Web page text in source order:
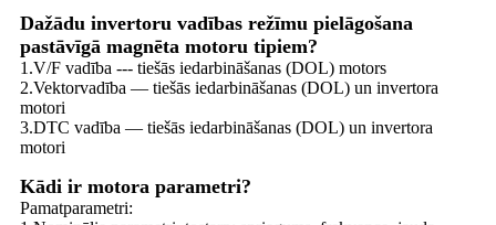
Dažādu invertoru vadības režīmu pielāgošana
pastāvīgā magnēta motoru tipiem?
1.V/F vadība --- tiešās iedarbināšanas (DOL) motors
2.Vektorvadība — tiešās iedarbināšanas (DOL) un invertora
motori
3.DTC vadība — tiešās iedarbināšanas (DOL) un invertora
motori
Kādi ir motora parametri?
Pamatparametri: